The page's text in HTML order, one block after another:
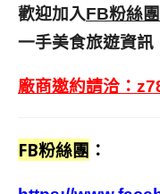
歡迎加入FB粉絲團
一手美食旅遊資訊
廠商邀約請洽：
FB粉絲團 ：